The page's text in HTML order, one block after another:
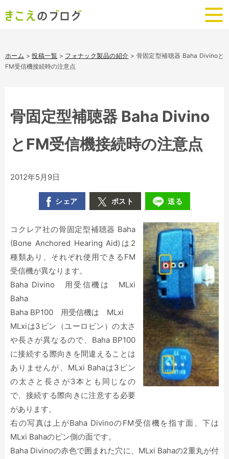
ホーム >投稿一覧 > フォナック製品の紹介 > 骨固定型補聴器 Baha Divinoと
FM受信機接続時の注意点
骨固定型補聴器 Baha Divino
とFM受信機接続時の注意点
2012年5月9日
シェア ポスト 送る
コクレア社の骨固定型補聴器 Baha
(Bone Anchored Hearing Aid)は2
種類あり、それぞれ使用できるFM
受信機が異なります。
Baha Divino 用受信機は MLxi
Baha
Baha BP100 用受信機は MLxi
MLxiは3ピン（ユーロピン）の太さ
や長さが異なるので、Baha BP100
に接続する際向きを間違えることは
ありませんが、MLxi Bahaは3ピン
の太さと長さが3本とも同じなの
で、接続する際向きに注意する必要
があります。
右の写真は上がBaha DivinoのFM受信機を指す面、下は
MLxi Bahaのピン側の面です。
Baha Divinoの赤色で囲まれた穴に、MLxi Bahaの2重丸が付